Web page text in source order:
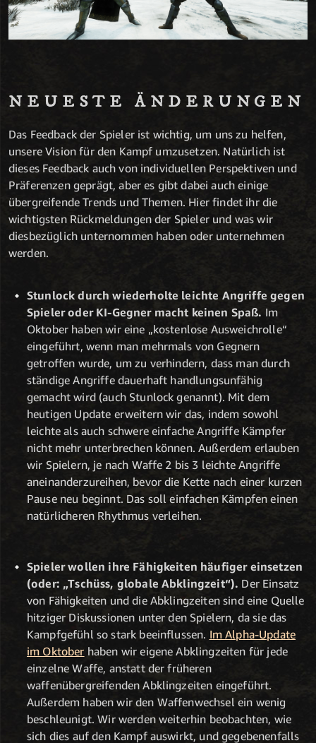
NEUESTE ÄNDERUNGEN
Das Feedback der Spieler ist wichtig, um uns zu helfen,
unsere Vision für den Kampf umzusetzen. Natürlich ist
dieses Feedback auch von individuellen Perspektiven und
Präferenzen geprägt, aber es gibt dabei auch einige
übergreifende Trends und Themen. Hier findet ihr die
wichtigsten Rückmeldungen der Spieler und was wir
diesbezüglich unternommen haben oder unternehmen
werden.
Stunlock durch wiederholte leichte Angriffe gegen
Spieler oder KI-Gegner macht keinen Spaß. Im
Oktober haben wir eine „kostenlose Ausweichrolle“
eingeführt, wenn man mehrmals von Gegnern
getroffen wurde, um zu verhindern, dass man durch
ständige Angriffe dauerhaft handlungsunfähig
gemacht wird (auch Stunlock genannt). Mit dem
heutigen Update erweitern wir das, indem sowohl
leichte als auch schwere einfache Angriffe Kämpfer
nicht mehr unterbrechen können. Außerdem erlauben
wir Spielern, je nach Waffe 2 bis 3 leichte Angriffe
aneinanderzureihen, bevor die Kette nach einer kurzen
Pause neu beginnt. Das soll einfachen Kämpfen einen
natürlicheren Rhythmus verleihen.
Spieler wollen ihre Fähigkeiten häufiger einsetzen
(oder: „Tschüss, globale Abklingzeit“). Der Einsatz
von Fähigkeiten und die Abklingzeiten sind eine Quelle
hitziger Diskussionen unter den Spielern, da sie das
Kampfgefühl so stark beeinflussen. Im Alpha-Update
im Oktober haben wir eigene Abklingzeiten für jede
einzelne Waffe, anstatt der früheren
waffenübergreifenden Abklingzeiten eingeführt.
Außerdem haben wir den Waffenwechsel ein wenig
beschleunigt. Wir werden weiterhin beobachten, wie
sich dies auf den Kampf auswirkt, und gegebenenfalls